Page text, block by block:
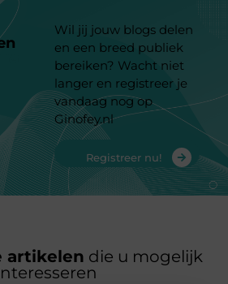
Wil jij jouw blogs delen
en een breed publiek
bereiken? Wacht niet
langer en registreer je
vandaag nog op
Ginofey.nl
Registreer nu!
artikelen die u mogelijk